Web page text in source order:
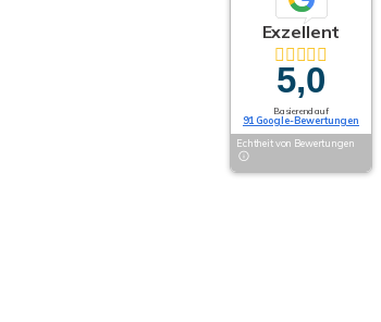
Exzellent
5,0
Basierend auf
91 Google-Bewertungen
Echtheit von Bewertungen